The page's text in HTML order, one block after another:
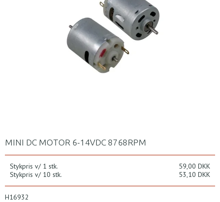
MINI DC MOTOR 6-14VDC 8768RPM
Stykpris v/ 1 stk.
59,00 DKK
Stykpris v/ 10 stk.
53,10 DKK
H16932